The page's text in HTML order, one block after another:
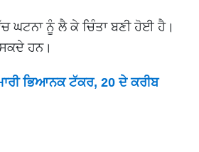
ਘਟਨਾ ਨੂੰ ਲੈ ਕੇ ਚਿੰਤਾ ਬਣੀ ਹੋਈ ਹੈ।
ਹਨ।
ਭਿਆਨਕ ਟੱਕਰ, 20 ਦੇ ਕਰੀਬ